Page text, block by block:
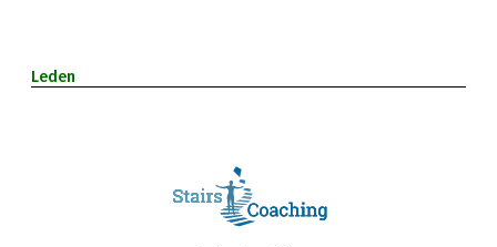
Save The Date: 13 April 2023
Eerste Zoeterwoudse
Leden